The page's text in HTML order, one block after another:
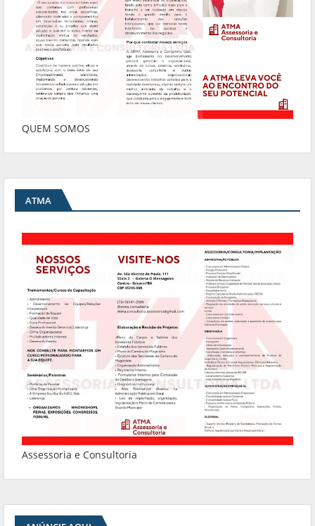
QUEM SOMOS
ATMA
Assessoria e Consultoria